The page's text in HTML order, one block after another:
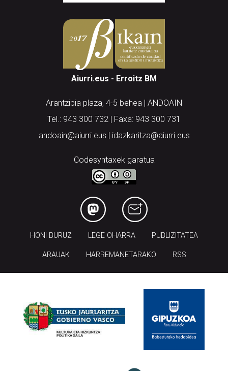
Aiurri.eus - Erroitz BM
Arantzibia plaza, 4-5 behea | ANDOAIN
Tel.: 943 300 732 | Faxa: 943 300 731
andoain@aiurri.eus | idazkaritza@aiurri.eus
Codesyntaxek garatua
HONI BURUZ LEGE OHARRA PUBLIZITATEA
ARAUAK HARREMANETARAKO RSS